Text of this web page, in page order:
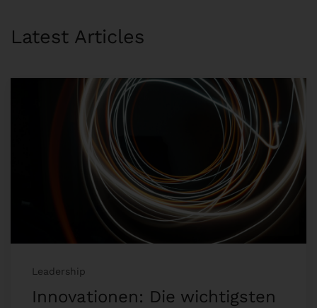
Latest Articles
Leadership
Innovationen: Die wichtigsten